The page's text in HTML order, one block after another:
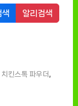
색 알리검색
킨스톡 파우더